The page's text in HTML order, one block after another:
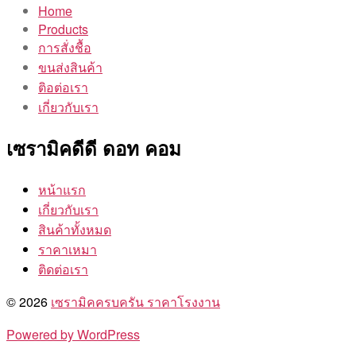
Home
Products
การสั่งชื้อ
ขนส่งสินค้า
ติอต่อเรา
เกี่ยวกับเรา
เซรามิคดีดี ดอท คอม
หน้าแรก
เกี่ยวกับเรา
สินค้าทั้งหมด
ราคาเหมา
ติดต่อเรา
© 2026 เซรามิคครบครัน ราคาโรงงาน
Powered by WordPress